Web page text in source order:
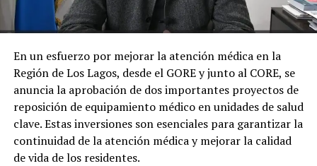
En un esfuerzo por mejorar la atención médica en la
Región de Los Lagos, desde el GORE y junto al CORE, se
anuncia la aprobación de dos importantes proyectos de
reposición de equipamiento médico en unidades de salud
clave. Estas inversiones son esenciales para garantizar la
continuidad de la atención médica y mejorar la calidad
de vida de los residentes.